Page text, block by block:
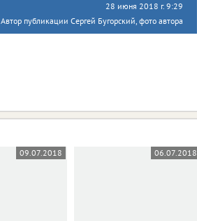
28 июня 2018 г. 9:29
Автор публикации Сергей Бугорский, фото автора
09.07.2018 06.07.2018